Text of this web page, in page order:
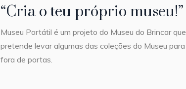
“Cria o teu próprio museu!”
Museu Portátil é um projeto do Museu do Brincar que
pretende levar algumas das coleções do Museu para
fora de portas.